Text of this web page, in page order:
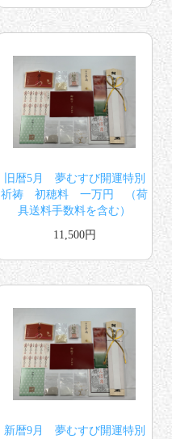
旧暦5月 夢むすび開運特別
祈祷 初穂料 一万円 （荷
具送料手数料を含む）
11,500円
新暦9月 夢むすび開運特別